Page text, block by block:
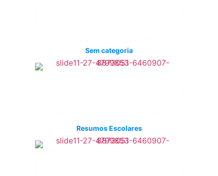
Sem categoria
Resumos Escolares